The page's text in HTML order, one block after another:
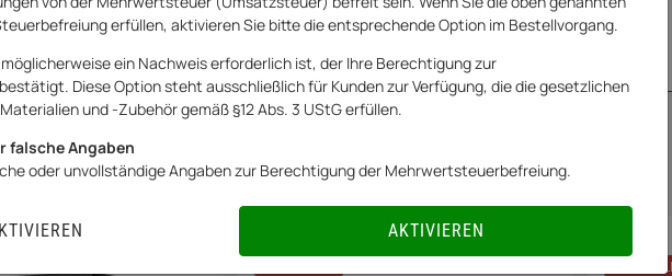
erfüllen, aktivieren Sie bitte die entsprechende Option im Bestellvorgang.
ein Nachweis erforderlich ist, der Ihre Berechtigung zur
Diese Option steht ausschließlich für Kunden zur Verfügung, die die gesetzlichen
und -Zubehör gemäß §12 Abs. 3 UStG erfüllen.
falsche Angaben
oder unvollständige Angaben zur Berechtigung der Mehrwertsteuerbefreiung.
AKTIVIEREN